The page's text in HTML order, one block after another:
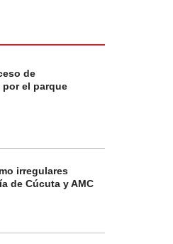
de
el parque
irregulares
de Cúcuta y AMC